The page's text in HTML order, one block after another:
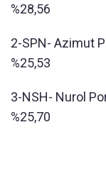
%28,56
2-SPN- Azimut
%25,53
3-NSH- Nurol
%25,70